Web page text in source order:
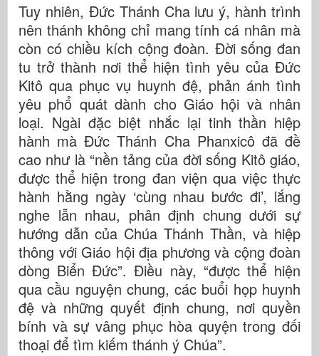
Tuy nhiên, Đức Thánh Cha lưu ý, hành trình
nên thánh không chỉ mang tính cá nhân mà
còn có chiều kích cộng đoàn. Đời sống đan
tu trở thành nơi thể hiện tình yêu của Đức
Kitô qua phục vụ huynh đệ, phản ánh tình
yêu phổ quát dành cho Giáo hội và nhân
loại. Ngài đặc biệt nhắc lại tinh thần hiệp
hành mà Đức Thánh Cha Phanxicô đã đề
cao như là “nền tảng của đời sống Kitô giáo,
được thể hiện trong đan viện qua việc thực
hành hằng ngày ‘cùng nhau bước đi’, lắng
nghe lẫn nhau, phân định chung dưới sự
hướng dẫn của Chúa Thánh Thần, và hiệp
thông với Giáo hội địa phương và cộng đoàn
dòng Biển Đức”. Điều này, “được thể hiện
qua cầu nguyện chung, các buổi họp huynh
đệ và những quyết định chung, nơi quyền
bính và sự vâng phục hòa quyện trong đối
thoại để tìm kiếm thánh ý Chúa”.